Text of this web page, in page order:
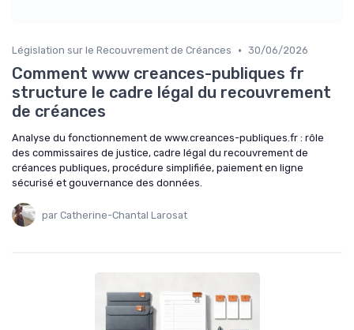
Législation sur le Recouvrement de Créances • 30/06/2026
Comment www creances-publiques fr
structure le cadre légal du recouvrement
de créances
Analyse du fonctionnement de www.creances-publiques.fr : rôle
des commissaires de justice, cadre légal du recouvrement de
créances publiques, procédure simplifiée, paiement en ligne
sécurisé et gouvernance des données.
par Catherine-Chantal Larosat